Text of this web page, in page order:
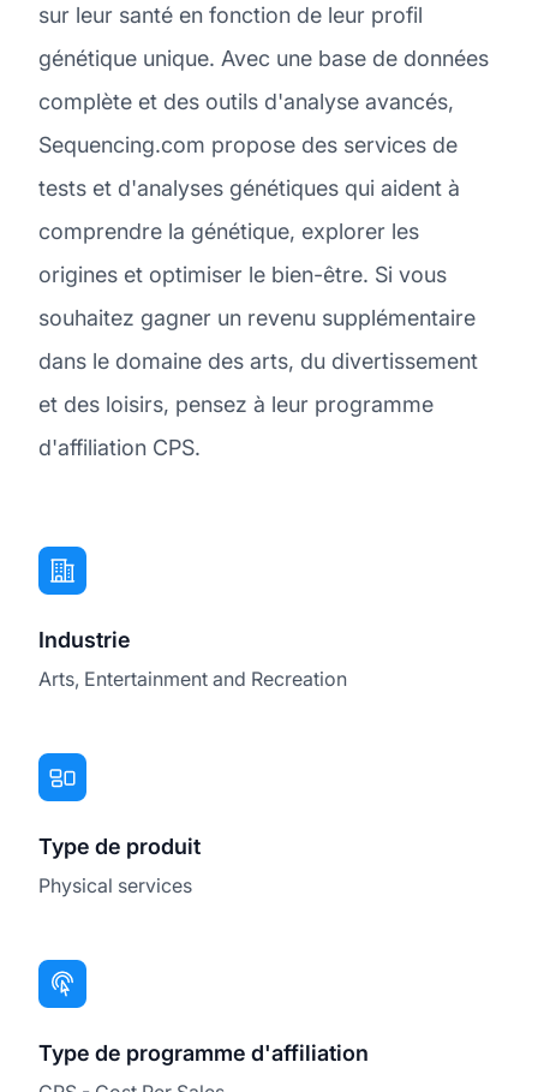
sur leur santé en fonction de leur profil
génétique unique. Avec une base de données
complète et des outils d'analyse avancés,
Sequencing.com propose des services de
tests et d'analyses génétiques qui aident à
comprendre la génétique, explorer les
origines et optimiser le bien-être. Si vous
souhaitez gagner un revenu supplémentaire
dans le domaine des arts, du divertissement
et des loisirs, pensez à leur programme
d'affiliation CPS.
Industrie
Arts, Entertainment and Recreation
Type de produit
Physical services
Type de programme d'affiliation